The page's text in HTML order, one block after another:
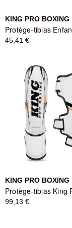
KING PRO BOXING
Protège-tibias
45,41 €
KING PRO BOXING
99,13 €